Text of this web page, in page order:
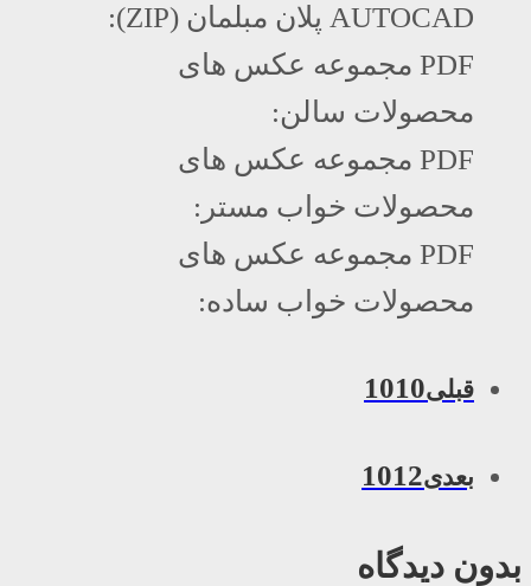
AUTOCAD پلان مبلمان (ZIP):
PDF مجموعه عکس های
محصولات سالن:
PDF مجموعه عکس های
محصولات خواب مستر:
PDF مجموعه عکس های
محصولات خواب ساده:
قبلی1010
بعدی1012
بدون دیدگاه